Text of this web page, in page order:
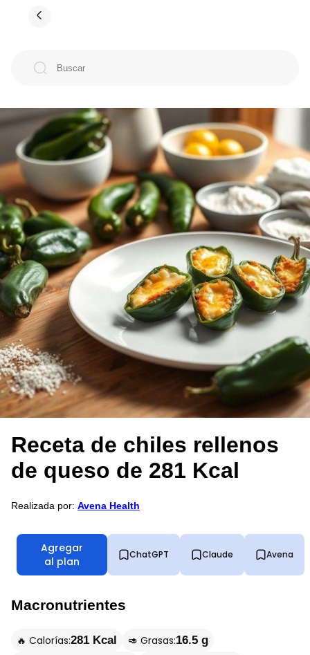
Receta de chiles rellenos
de queso de 281 Kcal
Realizada por: Avena Health
Agregar
al plan
ChatGPT Claude Avena
Macronutrientes
🔥 Calorías:281 Kcal 🥑 Grasas:16.5 g